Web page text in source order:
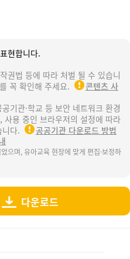
현합니다.
권법 등에 따라 처벌 될 수 있습니
꼭 확인해 주세요.
콘텐츠 사
기관·학교 등 보안 네트워크 환경
사용 중인 브라우저의 설정에 따라
다.
공공기관 다운로드 방법
으며, 유아교육 현장에 맞게 편집·보정하
다운로드